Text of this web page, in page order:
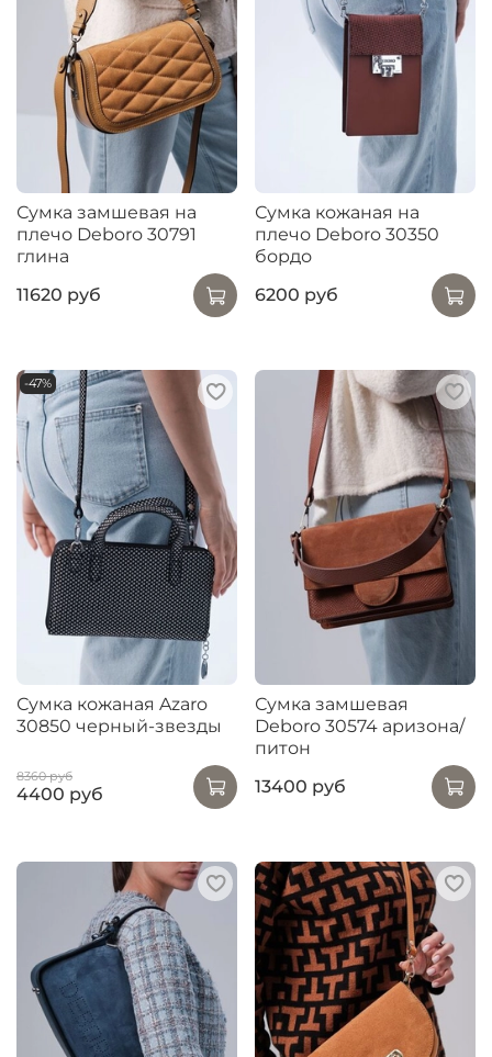
Сумка замшевая на
плечо Deboro 30791
глина
11620 руб
Сумка кожаная на
плечо Deboro 30350
бордо
6200 руб
-47%
Сумка кожаная Azaro
30850 черный-звезды
8360 руб
4400 руб
Сумка замшевая
Deboro 30574 аризона/
питон
13400 руб